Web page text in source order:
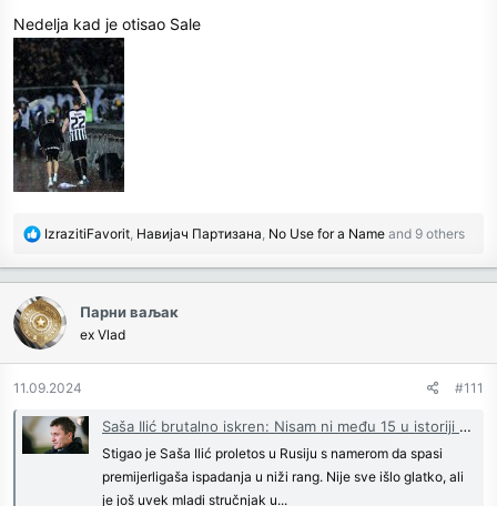
:
Nedelja kad je otisao Sale
R
c
t
i
o
n
:
IzrazitiFavorit, Навијач Партизана, No Use for a Name and 9 others
Парни ваљак
ex Vlad
11.09.2024 #111
Saša Ilić brutalno iskren: Nisam ni među 15 u istoriji Partizana, Moca je najbolji | Mozzart Sport
Stigao je Saša Ilić proletos u Rusiju s namerom da spasi
premijerligaša ispadanja u niži rang. Nije sve išlo glatko, ali
je još uvek mladi stručnjak u...